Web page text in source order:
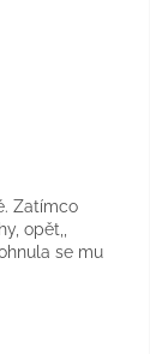
Zatímco
opět,,
se mu